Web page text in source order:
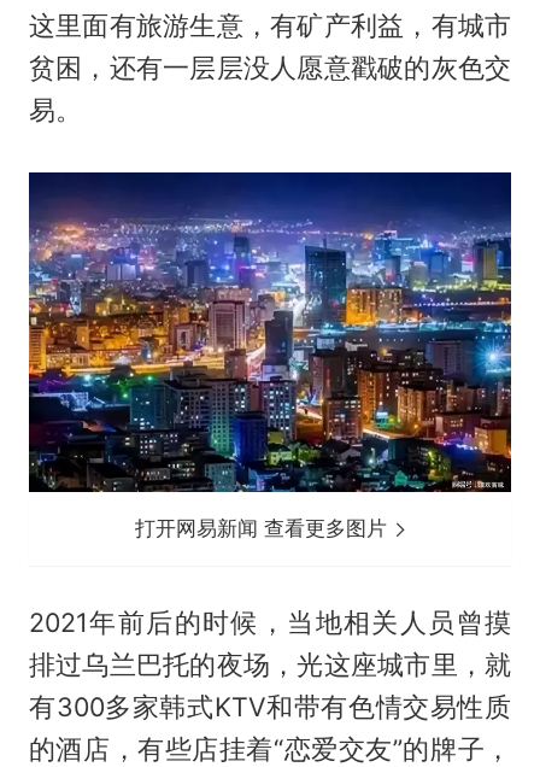
这里面有旅游生意，有矿产利益，有城市
贫困，还有一层层没人愿意戳破的灰色交
易。
打开网易新闻 查看更多图片
2021年前后的时候，当地相关人员曾摸
排过乌兰巴托的夜场，光这座城市里，就
有300多家韩式KTV和带有色情交易性质
的酒店，有些店挂着“恋爱交友”的牌子，